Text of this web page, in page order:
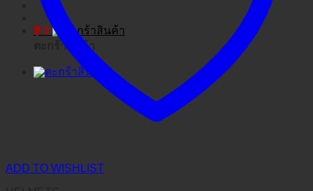
฿ 0
ตะกร้าสินค้า
ADD TO WISHLIST